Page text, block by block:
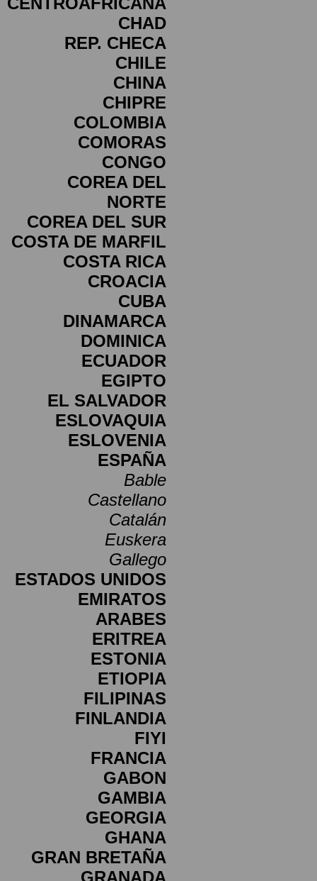
CHAD
REP. CHECA
CHILE
CHINA
CHIPRE
COLOMBIA
COMORAS
CONGO
COREA DEL
NORTE
COREA DEL SUR
COSTA DE MARFIL
COSTA RICA
CROACIA
CUBA
DINAMARCA
DOMINICA
ECUADOR
EGIPTO
EL SALVADOR
ESLOVAQUIA
ESLOVENIA
ESPAÑA
Bable
Castellano
Catalán
Euskera
Gallego
ESTADOS UNIDOS
EMIRATOS
ARABES
ERITREA
ESTONIA
ETIOPIA
FILIPINAS
FINLANDIA
FIYI
FRANCIA
GABON
GAMBIA
GEORGIA
GHANA
GRAN BRETAÑA
GRANADA